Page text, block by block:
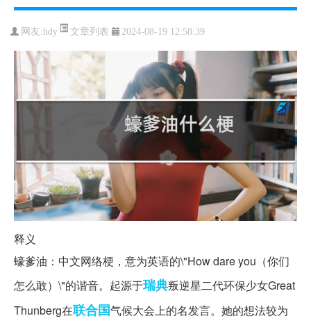
网友:hdy 文章列表 2024-08-19 12:58:39
释义
蠔爹油：中文网络梗，意为英语的\"How dare you（你们
怎么敢）\"的谐音。起源于瑞典叛逆星二代环保少女Great
Thunberg在联合国气候大会上的名发言。她的想法较为